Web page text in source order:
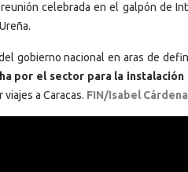
celebrada en el galpón de
gobierno nacional en aras de
por el sector para la instalación
a Caracas. FIN/Isabel